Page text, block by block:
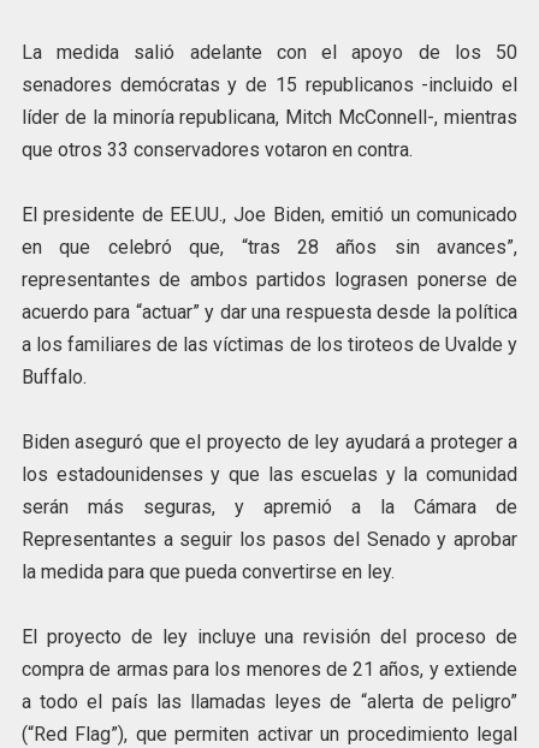
La medida salió adelante con el apoyo de los 50
senadores demócratas y de 15 republicanos -incluido el
líder de la minoría republicana, Mitch McConnell-, mientras
que otros 33 conservadores votaron en contra.
El presidente de EE.UU., Joe Biden, emitió un comunicado
en que celebró que, “tras 28 años sin avances”,
representantes de ambos partidos lograsen ponerse de
acuerdo para “actuar” y dar una respuesta desde la política
a los familiares de las víctimas de los tiroteos de Uvalde y
Buffalo.
Biden aseguró que el proyecto de ley ayudará a proteger a
los estadounidenses y que las escuelas y la comunidad
serán más seguras, y apremió a la Cámara de
Representantes a seguir los pasos del Senado y aprobar
la medida para que pueda convertirse en ley.
El proyecto de ley incluye una revisión del proceso de
compra de armas para los menores de 21 años, y extiende
a todo el país las llamadas leyes de “alerta de peligro”
(“Red Flag”), que permiten activar un procedimiento legal